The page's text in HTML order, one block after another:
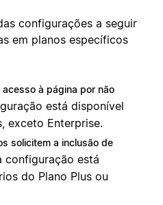
configurações a seguir
em planos específicos
à página por não
está disponível
exceto Enterprise.
solicitem a inclusão de
configuração está
do Plano Plus ou